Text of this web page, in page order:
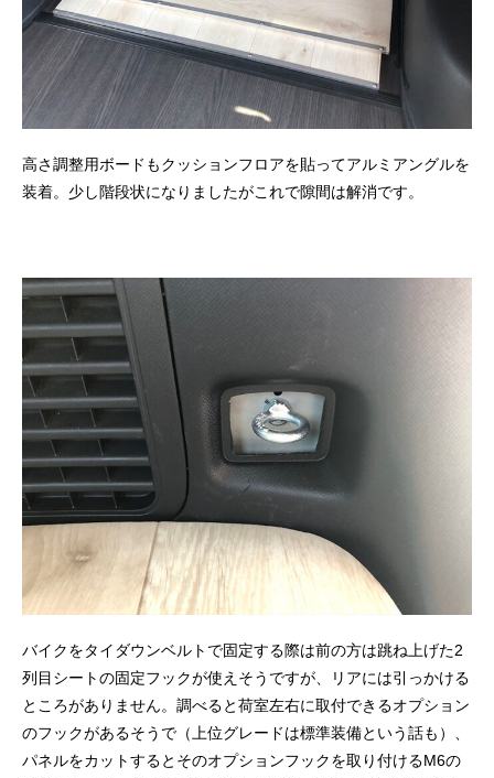
高さ調整用ボードもクッションフロアを貼ってアルミアングルを
装着。少し階段状になりましたがこれで隙間は解消です。
バイクをタイダウンベルトで固定する際は前の方は跳ね上げた2
列目シートの固定フックが使えそうですが、リアには引っかける
ところがありません。調べると荷室左右に取付できるオプション
のフックがあるそうで（上位グレードは標準装備という話も）、
パネルをカットするとそのオプションフックを取り付けるM6の